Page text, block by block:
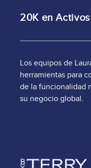
20K en
Los equipos de
herramientas para
de la funcionalidad
su negocio global.
Image